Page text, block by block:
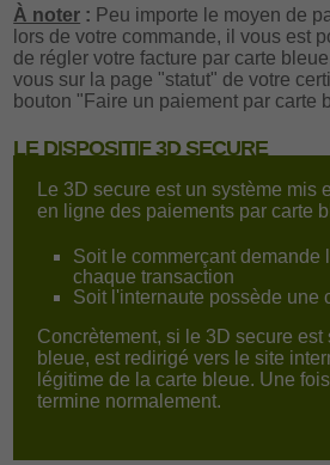
À noter : Peu importe le moyen de
lors de votre commande, il vous est
de régler votre facture par carte
vous sur la page "statut" de votre
bouton "Faire un paiement par carte
LE DISPOSITIF 3D SECURE
Le 3D secure est un système
en ligne des paiements par carte
Soit le commerçant
chaque transaction
Soit l'internaute possède une
Concrètement, si le 3D secure
bleue, est redirigé vers le site
légitime de la carte bleue. Une
termine normalement.